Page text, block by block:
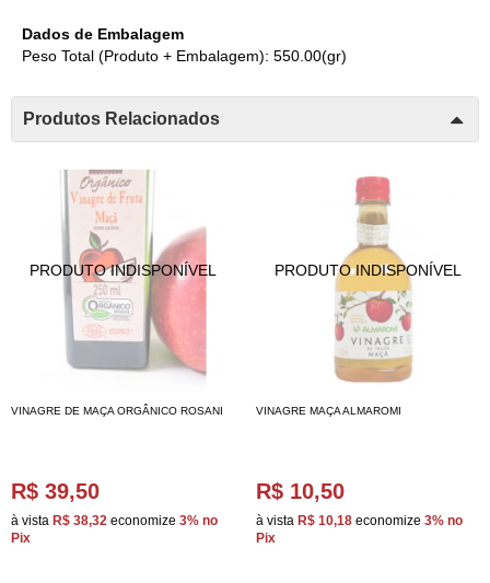
Dados de Embalagem
Peso Total (Produto + Embalagem): 550.00(gr)
Produtos Relacionados
VINAGRE DE MAÇA ORGÂNICO ROSANI
R$ 39,50
à vista R$ 38,32 economize 3% no
Pix
VINAGRE MAÇA ALMAROMI
R$ 10,50
à vista R$ 10,18 economize 3% no
Pix